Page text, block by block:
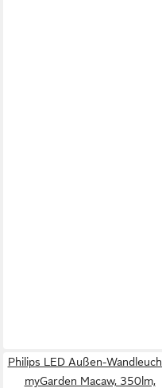
Philips LED Außen-
myGarden Macaw, 350lm,